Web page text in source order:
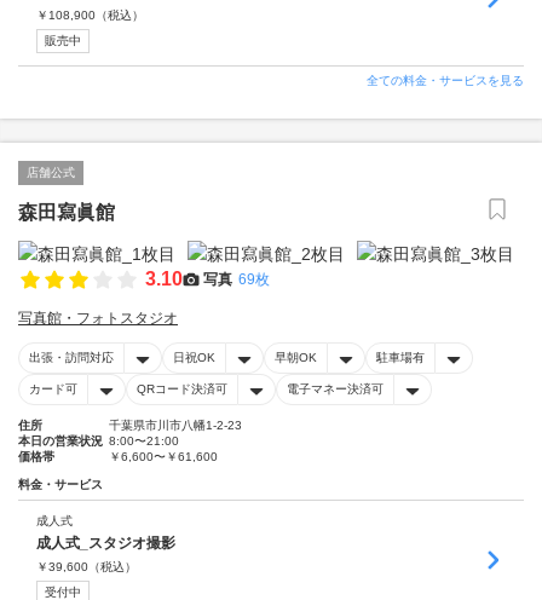
￥ 108,900 （税込）
販売中
全ての料金・サービスを見る
店舗公式
森田寫眞館
3.10 写真 69枚
写真館・フォトスタジオ
出張・訪問対応 日祝OK 早朝OK 駐車場有
カード可 QRコード決済可 電子マネー決済可
住所
千葉県市川市八幡1-2-23
本日の営業状況 8:00〜21:00
価格帯
￥6,600〜￥61,600
料金・サービス
成人式
成人式_スタジオ撮影
￥39,600 （税込）
受付中